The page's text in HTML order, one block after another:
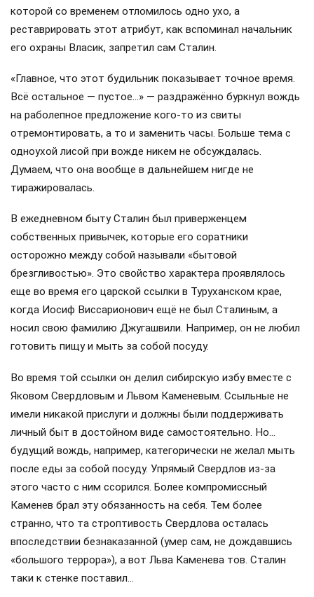
которой со временем отломилось одно ухо, а
реставрировать этот атрибут, как вспоминал начальник
его охраны Власик, запретил сам Сталин.
«Главное, что этот будильник показывает точное время.
Всё остальное — пустое…» — раздражённо буркнул вождь
на раболепное предложение кого-то из свиты
отремонтировать, а то и заменить часы. Больше тема с
одноухой лисой при вожде никем не обсуждалась.
Думаем, что она вообще в дальнейшем нигде не
тиражировалась.
В ежедневном быту Сталин был приверженцем
собственных привычек, которые его соратники
осторожно между собой называли «бытовой
брезгливостью». Это свойство характера проявлялось
еще во время его царской ссылки в Туруханском крае,
когда Иосиф Виссарионович ещё не был Сталиным, а
носил свою фамилию Джугашвили. Например, он не любил
готовить пищу и мыть за собой посуду.
Во время той ссылки он делил сибирскую избу вместе с
Яковом Свердловым и Львом Каменевым. Ссыльные не
имели никакой прислуги и должны были поддерживать
личный быт в достойном виде самостоятельно. Но…
будущий вождь, например, категорически не желал мыть
после еды за собой посуду. Упрямый Свердлов из-за
этого часто с ним ссорился. Более компромиссный
Каменев брал эту обязанность на себя. Тем более
странно, что та строптивость Свердлова осталась
впоследствии безнаказанной (умер сам, не дождавшись
«большого террора»), а вот Льва Каменева тов. Сталин
таки к стенке поставил…